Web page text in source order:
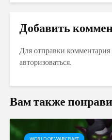
Добавить
Для отправки
авторизоваться.
Вам также